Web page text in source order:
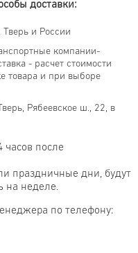
доставки:
Тверь и России
компании-
- расчет стоимости
товара и при выборе
Рябеевское ш., 22, в
часов после
праздничные дни, будут
на неделе.
по телефону: